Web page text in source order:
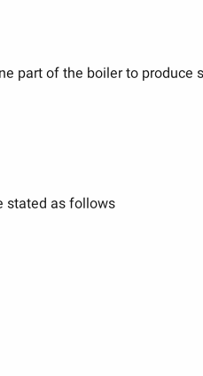
part of the boiler to produce
stated as follows​